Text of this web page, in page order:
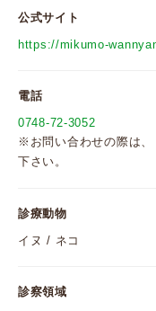
公式サイト
https://mikumo-
電話
0748-72-3052
※お問い合わせの際は、
下さい。
診療動物
イヌ / ネコ
診察領域